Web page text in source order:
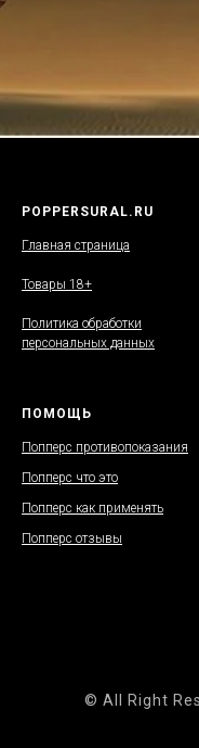
POPPERSURAL.RU
Главная страница
Товары 18+
Политика обработки
персональных данных
ПОМОЩЬ
Попперс противопоказания
Попперс что это
Попперс как применять
Попперс отзывы
© All Right